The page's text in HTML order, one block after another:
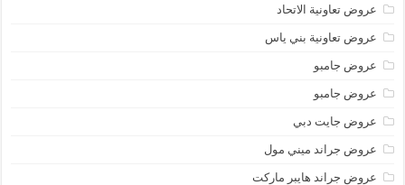
عروض تعاونية الاتحاد
عروض تعاونية بني ياس
عروض جامبو
عروض جامبو
عروض جايت دبي
عروض جراند ميني مول
عروض جراند هايبر ماركت